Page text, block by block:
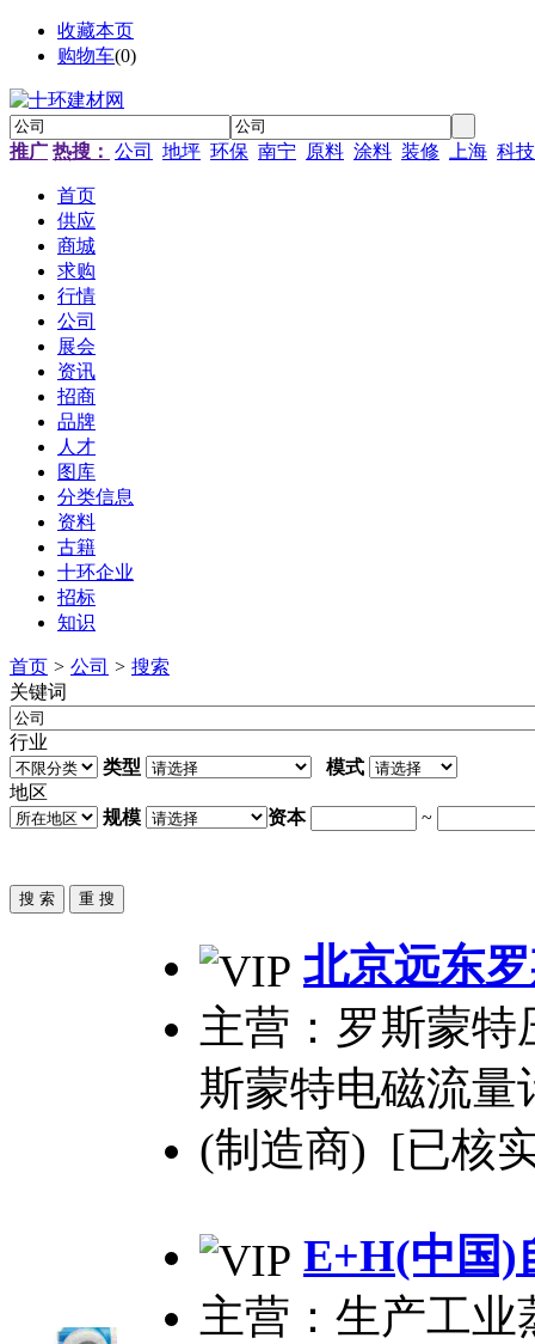
收藏本页
购物车(0)
推广 热搜： 公司 地坪 环保 南宁 原料 涂料 装修 上海 科技
首页
供应
商城
求购
行情
公司
展会
资讯
招商
品牌
人才
图库
分类信息
资料
古籍
十环企业
招标
知识
首页 > 公司 > 搜索
关键词
行业
类型
模式
地区
规模
资本 ~
北京远东
主营：罗斯蒙特
斯蒙特电磁流量
(制造商) [已核
E+H(中国)
主营：生产工